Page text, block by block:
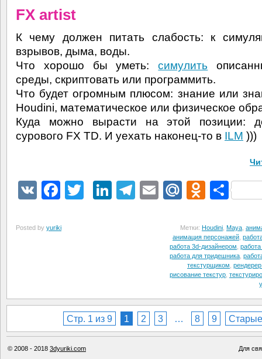
FX artist
К чему должен питать слабость: к
взрывов, дыма, воды.
Что хорошо бы уметь:симулить
среды, скриптовать или программить.
Что будет огромным плюсом: знание или
Houdini, математическое или физическое
Куда можно вырасти на этой позиции:
сурового FX TD. И уехать наконец-то в ILM )))
VK Facebook
TwitterLinkedIn
Telegram
EmailMail.Ru
Posted by yuriki Метки: Houdini Maya
анимация персонажей
работа 3d-дизайнером
работа для тридешника
текстурщиком
рисование текстур
Стр. 1 из 9 1 2 3 … 8 9 Старые
© 2008 - 2018 3dyuriki.com Для